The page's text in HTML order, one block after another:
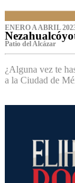
ENERO A ABRIL
Patio del Alcázar
¿Alguna vez te
a la Ciudad de